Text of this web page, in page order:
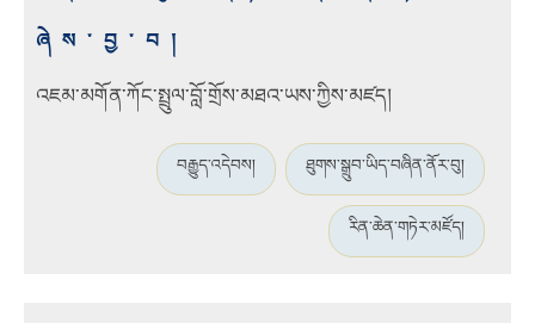
ཞེས་བྱ་བ།
འཇམ་མགོན་ཀོང་སྤྲུལ་བློ་གྲོས་མཐའ་ཡས་ཀྱིས་མཛད།
བརྒྱུད་འདེབས། ཐུགས་སྒྲུབ་ཡིད་བཞིན་ནོར་བུ།
རིན་ཆེན་གཏེར་མཛོད།